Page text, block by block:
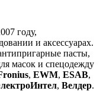
году,
и аксессуарах.
пасты,
масок и спецодежду
, EWM, ESAB,
, Велдер.